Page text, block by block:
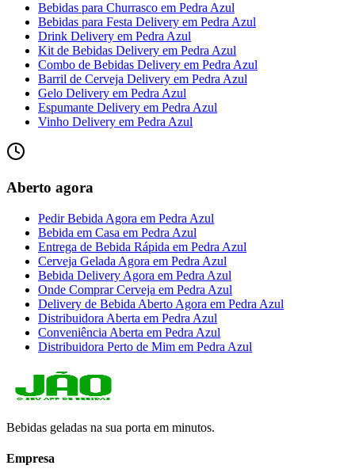
Bebidas para Churrasco em Pedra Azul
Bebidas para Festa Delivery em Pedra Azul
Drink Delivery em Pedra Azul
Kit de Bebidas Delivery em Pedra Azul
Combo de Bebidas Delivery em Pedra Azul
Barril de Cerveja Delivery em Pedra Azul
Gelo Delivery em Pedra Azul
Espumante Delivery em Pedra Azul
Vinho Delivery em Pedra Azul
Aberto agora
Pedir Bebida Agora em Pedra Azul
Bebida em Casa em Pedra Azul
Entrega de Bebida Rápida em Pedra Azul
Cerveja Gelada Agora em Pedra Azul
Bebida Delivery Agora em Pedra Azul
Onde Comprar Cerveja em Pedra Azul
Delivery de Bebida Aberto Agora em Pedra Azul
Distribuidora Aberta em Pedra Azul
Conveniência Aberta em Pedra Azul
Distribuidora Perto de Mim em Pedra Azul
Bebidas geladas na sua porta em minutos.
Empresa